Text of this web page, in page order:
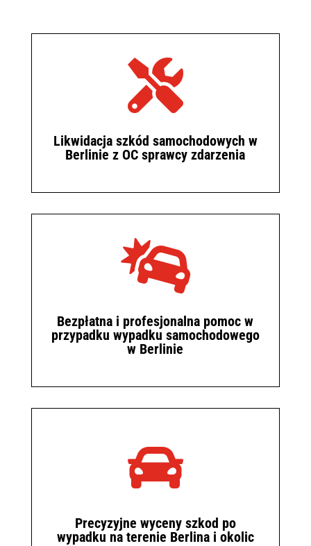

Likwidacja szkód samochodowych w
Berlinie z OC sprawcy zdarzenia

Bezpłatna i profesjonalna pomoc w
przypadku wypadku samochodowego
w Berlinie

Precyzyjne wyceny szkod po
wypadku na terenie Berlina i okolic